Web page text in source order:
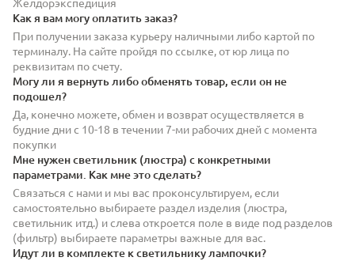
Как я вам могу оплатить заказ?
При получении заказа курьеру наличными либо картой по
терминалу. На сайте пройдя по ссылке, от юр лица по
реквизитам по счету.
Могу ли я вернуть либо обменять товар, если он не
подошел?
Да, конечно можете, обмен и возврат осуществляется в
будние дни с 10-18 в течении 7-ми рабочих дней с момента
покупки
Мне нужен светильник (люстра) с конкретными
параметрами. Как мне это сделать?
Связаться с нами и мы вас проконсультируем, если
самостоятельно выбираете раздел изделия (люстра,
светильник итд.) и слева откроется поле в виде под разделов
(фильтр) выбираете параметры важные для вас.
Идут ли в комплекте к светильнику лампочки?